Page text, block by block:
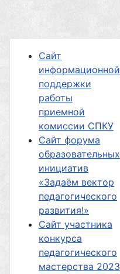
Сайт
информационной
поддержки
работы
приемной
комиссии СПКУ
Сайт форума
образовательных
инициатив
«Задаём вектор
педагогического
развития!»
Сайт участника
конкурса
педагогического
мастерства 2023